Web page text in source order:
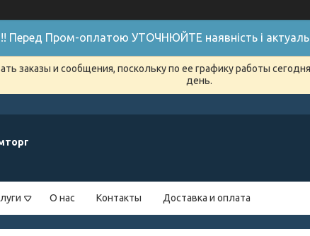
!! Перед Пром-оплатою УТОЧНЮЙТЕ наявність і
заказы и сообщения, поскольку по ее графику работы
день.
О нас Контакты Доставка и оплата